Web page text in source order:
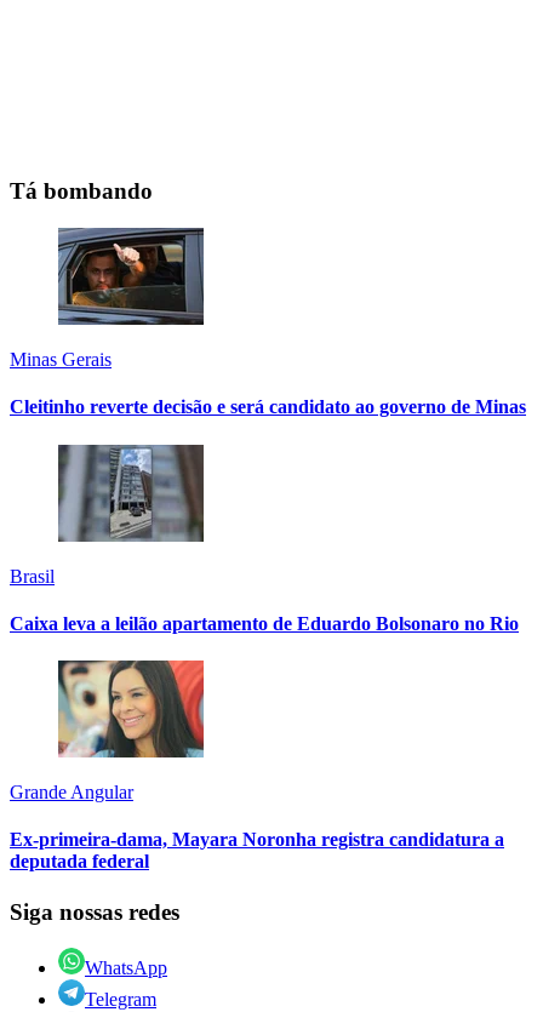
Tá bombando
Minas Gerais
Cleitinho reverte decisão e será candidato ao governo de Minas
Brasil
Caixa leva a leilão apartamento de Eduardo Bolsonaro no Rio
Grande Angular
Ex-primeira-dama, Mayara Noronha registra candidatura a
deputada federal
Siga nossas redes
WhatsApp
Telegram